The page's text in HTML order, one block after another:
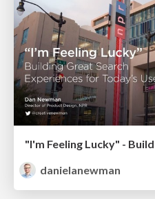
danielanewman